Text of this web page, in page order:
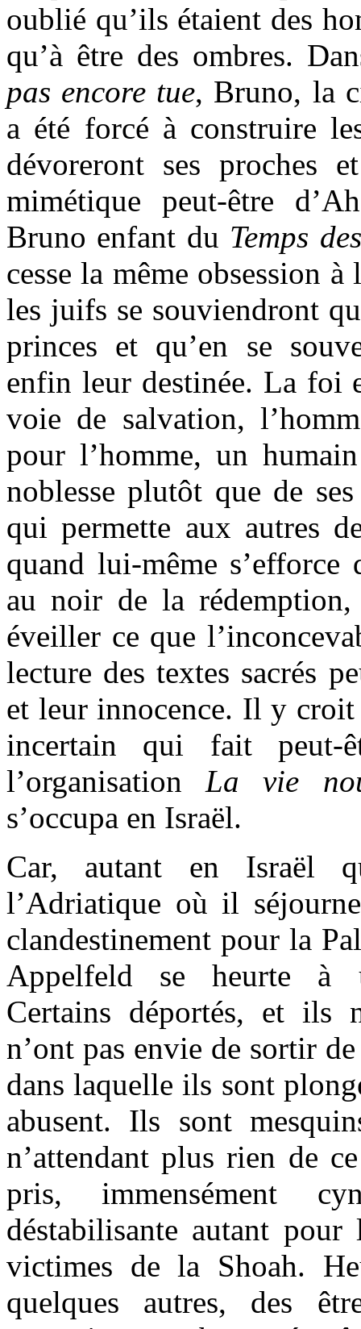
oublié qu’ils étaient des
qu’à être des ombres.
pas encore tue, Bruno, la
a été forcé à construire
dévoreront ses proches
mimétique peut-être
Bruno enfant du Temps
cesse la même obsession à
les juifs se souviendront
princes et qu’en se
enfin leur destinée. La foi
voie de salvation,
pour l’homme, un
noblesse plutôt que de
qui permette aux autres
quand lui-même
au noir de la
éveiller ce que
lecture des textes sacrés
et leur innocence. Il y croit
incertain qui fait
l’organisationLa vie
s’occupa en Israël.
Car, autant en Israël
l’Adriatique où il
clandestinement pour la
Appelfeld se heurte à
Certains déportés, et ils
n’ont pas envie de sortir
dans laquelle ils sont
abusent. Ils sont
n’attendant plus rien de
pris, immensément
déstabilisante autant
victimes de la Shoah.
quelques autres, des